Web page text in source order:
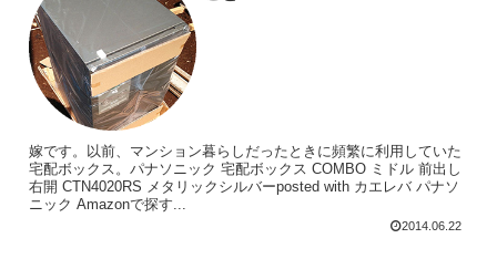
嫁です。以前、マンション暮らしだったときに頻繁に利用していた
宅配ボックス。パナソニック 宅配ボックス COMBO ミドル 前出し
右開 CTN4020RS メタリックシルバーposted with カエレバ パナソ
ニック Amazonで探す...
2014.06.22